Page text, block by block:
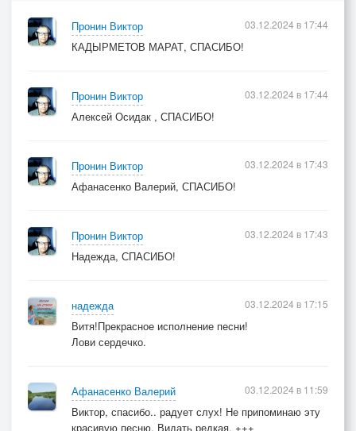
Пронин Виктор
КАДЫРМЕТОВ МАРАТ, СПАСИБО!
03.12.2024 в 17:44
Пронин Виктор
Алексей Осидак , СПАСИБО!
03.12.2024 в 17:44
Пронин Виктор
Афанасенко Валерий, СПАСИБО!
03.12.2024 в 17:43
Пронин Виктор
Надежда, СПАСИБО!
03.12.2024 в 17:43
надежда
Витя!Прекрасное исполнение песни!
Лови сердечко.
03.12.2024 в 17:15
Афанасенко Валерий
Виктор, спасибо.. радует слух! Не припоминаю эту
красивую песню. Видать редкая. +++
03.12.2024 в 11:59